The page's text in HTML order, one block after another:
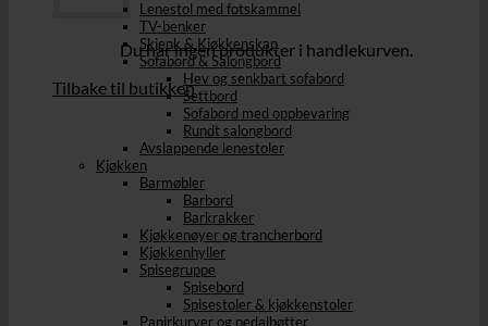
Du har ingen produkter i handlekurven.
Tilbake til butikken
Lenestol med fotskammel
TV-benker
Skjenk & Kjøkkenskap
Sofabord & Salongbord
Hev og senkbart sofabord
Settbord
Sofabord med oppbevaring
Rundt salongbord
Avslappende lenestoler
Kjøkken
Barmøbler
Barbord
Barkrakker
Kjøkkenøyer og trancherbord
Kjøkkenhyller
Spisegruppe
Spisebord
Spisestoler & kjøkkenstoler
Papirkurver og pedalbøtter